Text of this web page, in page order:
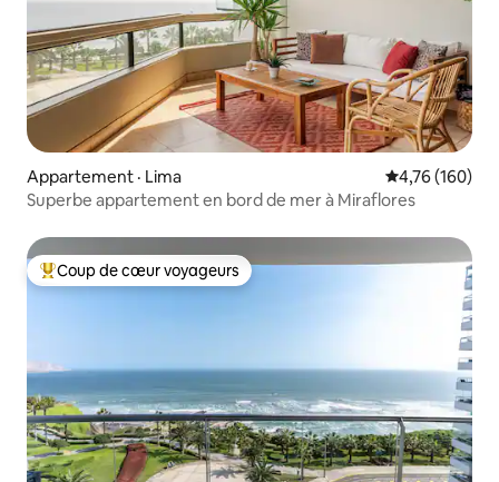
Appartement · Lima Note
4,76 (160)
Superbe appartement en bord de mer à Miraflores
Coup de cœur voyageurs parmi les plus aimés
Coup de cœur voyageurs